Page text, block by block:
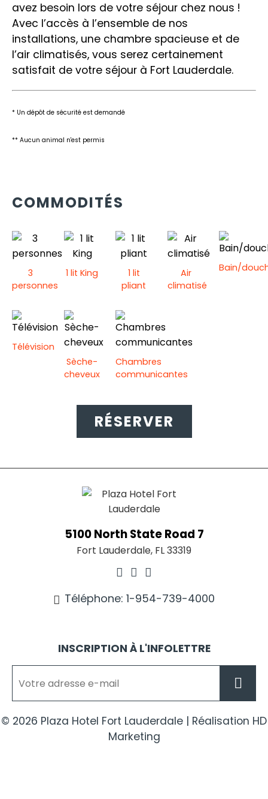
avez besoin lors de votre séjour chez nous !
Avec l’accès à l’ensemble de nos
installations, une chambre spacieuse et de
l’air climatisés, vous serez certainement
satisfait de votre séjour à Fort Lauderdale.
* Un dépôt de sécurité est demandé
** Aucun animal n'est permis
COMMODITÉS
3
personnes
1 lit King
1 lit
pliant
Air
climatisé
Bain/
Télévision
Sèche-
cheveux
Chambres
communicantes
RÉSERVER
5100 North State Road 7
Fort Lauderdale, FL 33319
Téléphone: 1-954-739-4000
INSCRIPTION À L'INFOLETTRE
© 2026 Plaza Hotel Fort Lauderdale | Réalisation HD
Marketing